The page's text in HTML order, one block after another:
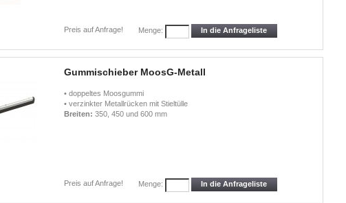
Preis auf Anfrage! Menge: In die Anfrageliste
Gummischieber MoosG-Metall
• doppeltes Moosgummi
• verzinkter Metallrücken mit Stieltülle
Breiten: 350, 450 und 600 mm
Preis auf Anfrage! Menge: In die Anfrageliste